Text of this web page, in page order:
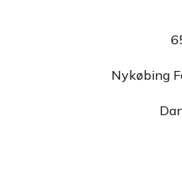
Nykøbing